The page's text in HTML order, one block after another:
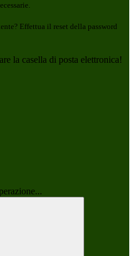
Effettua il reset della password
la casella di posta elettronica!